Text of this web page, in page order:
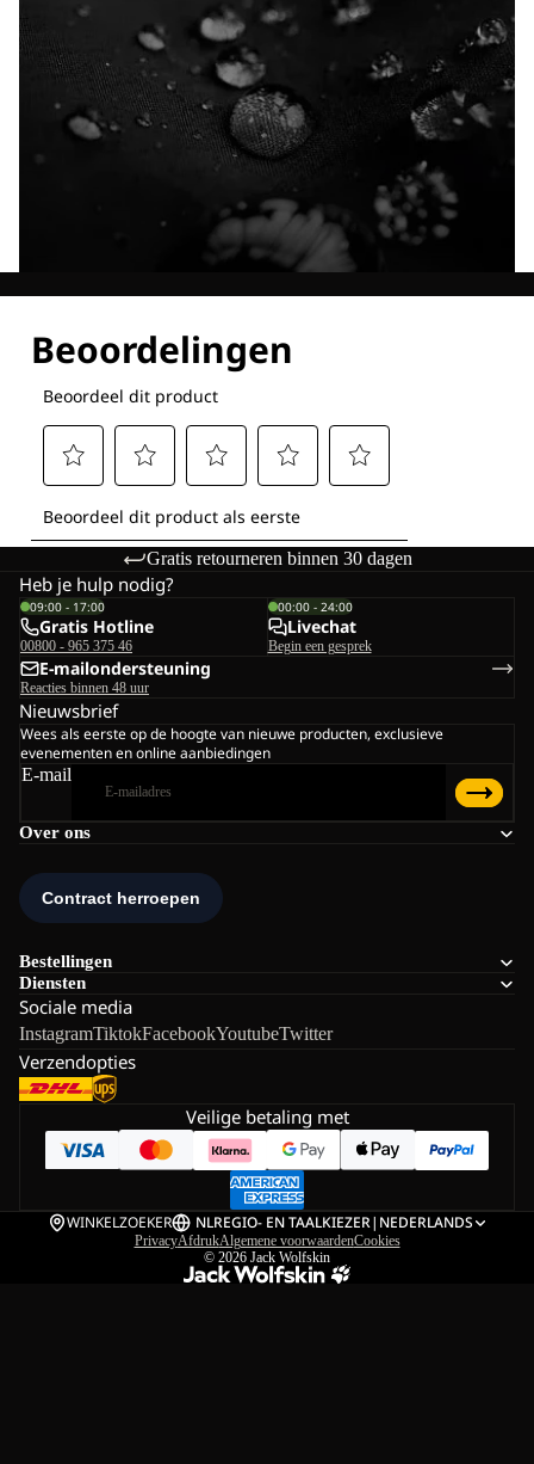
Gratis retourneren binnen 30 dagen
Over ons
Bestellingen
Diensten
Sociale media
InstagramTiktokFacebookYoutubeTwitter
Verzendopties
Heb je hulp nodig?
09:00 - 17:00
Gratis Hotline
00800 - 965 375 46
00:00 - 24:00
Livechat
Begin een gesprek
E-mailondersteuning
Reacties binnen 48 uur
Nieuwsbrief
Wees als eerste op de hoogte van nieuwe producten, exclusieve
evenementen en online aanbiedingen
E-mail
Veilige betaling met
WINKELZOEKER NLREGIO- EN TAALKIEZER| NEDERLANDS
PrivacyAfdrukAlgemene voorwaardenCookies
© 2026 Jack Wolfskin